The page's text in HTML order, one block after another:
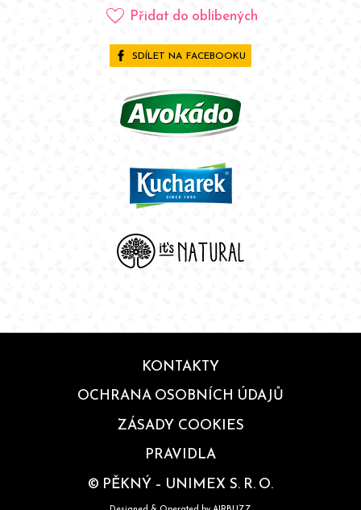
favorite Přidat do oblíbených
SDÍLET NA FACEBOOKU
KONTAKTY
OCHRANA OSOBNÍCH ÚDAJŮ
ZÁSADY COOKIES
PRAVIDLA
© PĚKNÝ – UNIMEX S. R. O.